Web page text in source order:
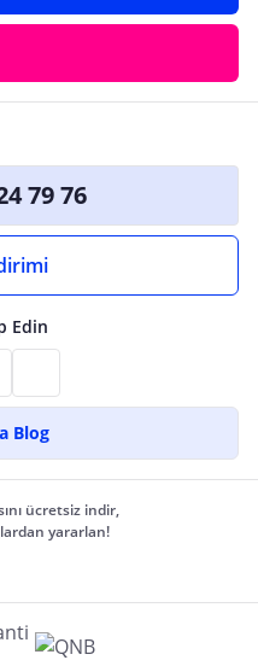
79 76
Edin
Blog
ücretsiz indir,
yararlan!